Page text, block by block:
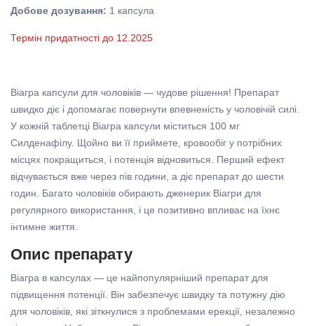
Добове дозування: 1 капсула
Термін придатності до 12.2025
Віагра капсули для чоловіків — чудове рішення! Препарат
швидко діє і допомагає повернути впевненість у чоловічій силі.
У кожній таблетці Віагра капсули міститься 100 мг
Силденафілу. Щойно ви її приймете, кровообіг у потрібних
місцях покращиться, і потенція відновиться. Перший ефект
відчувається вже через пів години, а діє препарат до шести
годин. Багато чоловіків обирають дженерик Віагри для
регулярного використання, і це позитивно впливає на їхнє
інтимне життя.
Опис препарату
Віагра в капсулах — це найпопулярніший препарат для
підвищення потенції. Він забезпечує швидку та потужну дію
для чоловіків, які зіткнулися з проблемами ерекції, незалежно